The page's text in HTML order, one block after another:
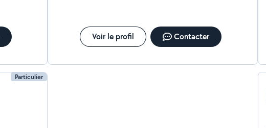
Voir le profil Contacter
Particulier